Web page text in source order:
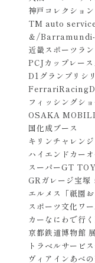
神戸コレクショ
TM auto
＆/Barramundi-
近畿スポーツラ
PCJカップレー
D1グランプリシ
フィッシングシ
OSAKA
国化成ブース
キリンチャレン
ハイエンドカー
スーパーGT
GRガレージ宝塚
エルメス「祇園
スポーツ文化ワ
カーなにわで行
京都鉄道博物館
トラベルサービ
ヴィアインあべ